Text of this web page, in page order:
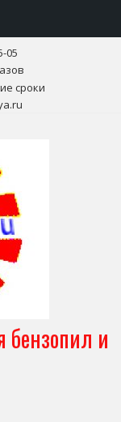
05
сроки
бензопил и